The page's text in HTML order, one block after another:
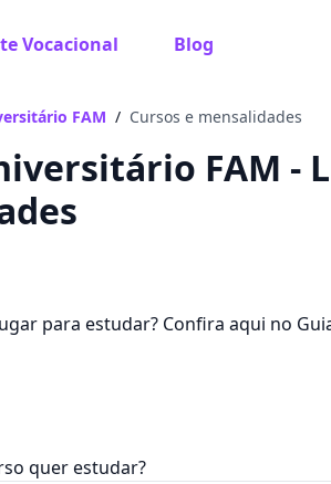
Vocacional Blog
caminho ideal para seus estudos
FAM / Cursos e mensalidades
FAM -
para estudar? Confira aqui no
quer estudar?